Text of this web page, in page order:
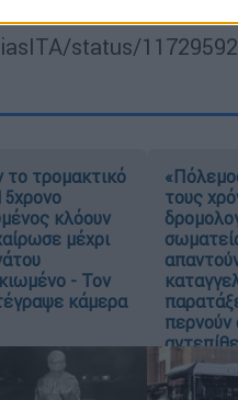
status/
το τρομακτικό
κλόουν
μέχρι
- Τον
κάμερα
τους
περνούν